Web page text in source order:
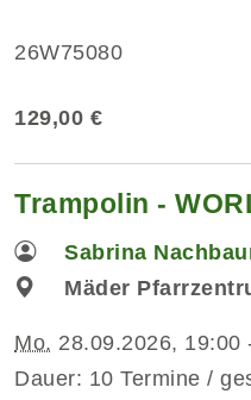
26W75080
129,00 €
Trampolin -
Sabrina
Mäder
Mo. 28.09.2026, 19:00
Dauer: 10 Termine /